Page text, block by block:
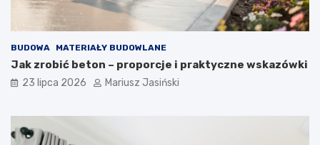
BUDOWA MATERIAŁY BUDOWLANE
Jak zrobić beton – proporcje i praktyczne wskazówki
23 lipca 2026 Mariusz Jasiński